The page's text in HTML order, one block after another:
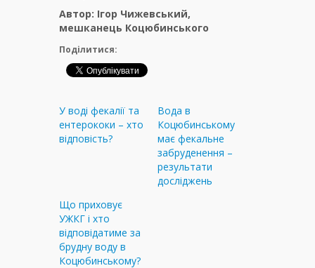
Автор: Ігор Чижевський,
мешканець Коцюбинського
Поділитися:
У воді фекалії та
ентерококи – хто
відповість?
Вода в
Коцюбинському
має фекальне
забруденення –
результати
досліджень
Що приховує
УЖКГ і хто
відповідатиме за
брудну воду в
Коцюбинському?